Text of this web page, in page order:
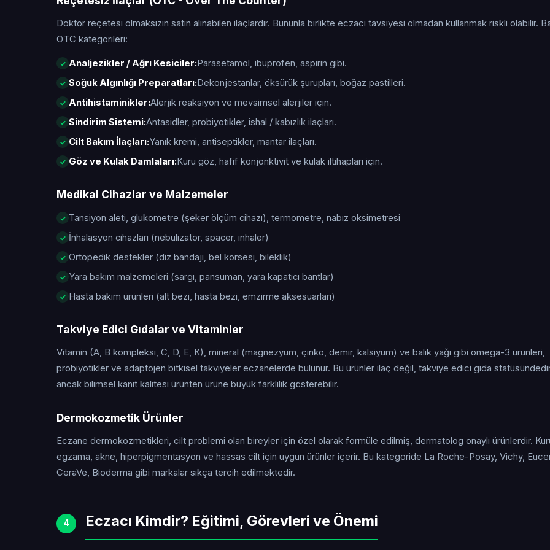
Doktor reçetesi olmaksızın satın alınabilen ilaçlardır. Bununla birlikte eczacı tavsiyesi olmadan kullanmak riskli olabilir.
OTC kategorileri:
Analjezikler / Ağrı Kesiciler:Parasetamol, ibuprofen, aspirin gibi.
Soğuk Algınlığı Preparatları:Dekonjestanlar, öksürük şurupları, boğaz pastilleri.
Antihistaminikler:Alerjik reaksiyon ve mevsimsel alerjiler için.
Sindirim Sistemi:Antasidler, probiyotikler, ishal / kabızlık ilaçları.
Cilt Bakım İlaçları:Yanık kremi, antiseptikler, mantar ilaçları.
Göz ve Kulak Damlaları:Kuru göz, hafif konjonktivit ve kulak iltihapları için.
Medikal Cihazlar ve Malzemeler
Tansiyon aleti, glukometre (şeker ölçüm cihazı), termometre, nabız oksimetresi
İnhalasyon cihazları (nebülizatör, spacer, inhaler)
Ortopedik destekler (diz bandajı, bel korsesi, bileklik)
Yara bakım malzemeleri (sargı, pansuman, yara kapatıcı bantlar)
Hasta bakım ürünleri (alt bezi, hasta bezi, emzirme aksesuarları)
Takviye Edici Gıdalar ve Vitaminler
Vitamin (A, B kompleksi, C, D, E, K), mineral (magnezyum, çinko, demir, kalsiyum) ve balık yağı gibi omega-3 ürünleri,
probiyotikler ve adaptojen bitkisel takviyeler eczanelerde bulunur. Bu ürünler ilaç değil, takviye edici gıda
ancak bilimsel kanıt kalitesi ürünten ürüne büyük farklılık gösterebilir.
Dermokozmetik Ürünler
Eczane dermokozmetikleri, cilt problemi olan bireyler için özel olarak formüle edilmiş, dermatolog onaylı ürünlerdir.
egzama, akne, hiperpigmentasyon ve hassas cilt için uygun ürünler içerir. Bu kategoride La Roche-Posay, Vichy,
CeraVe, Bioderma gibi markalar sıkça tercih edilmektedir.
4 Eczacı Kimdir? Eğitimi, Görevleri ve Önemi